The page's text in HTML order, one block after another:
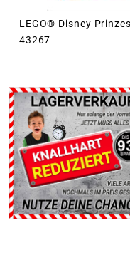
LEGO® Disney
43267